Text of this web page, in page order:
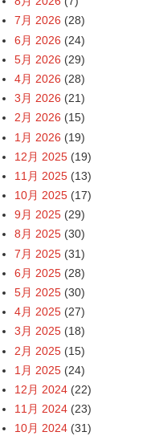
7月 2026 (28)
6月 2026 (24)
5月 2026 (29)
4月 2026 (28)
3月 2026 (21)
2月 2026 (15)
1月 2026 (19)
12月 2025 (19)
11月 2025 (13)
10月 2025 (17)
9月 2025 (29)
8月 2025 (30)
7月 2025 (31)
6月 2025 (28)
5月 2025 (30)
4月 2025 (27)
3月 2025 (18)
2月 2025 (15)
1月 2025 (24)
12月 2024 (22)
11月 2024 (23)
10月 2024 (31)